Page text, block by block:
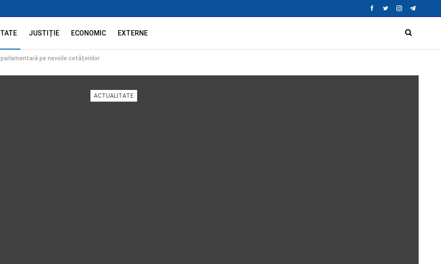
JUSTIȚIE ECONOMIC EXTERNE
parlamentară pe nevoile cetățenilor
ACTUALITATE